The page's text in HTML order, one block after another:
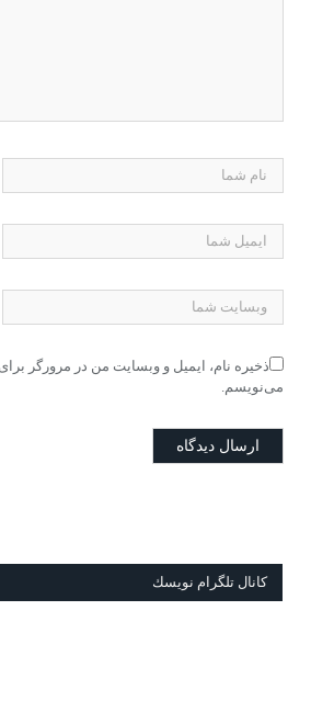
ذخیره نام، ایمیل و وبسایت من در مرورگر
می‌نویسم.
كانال تلگرام نويسك